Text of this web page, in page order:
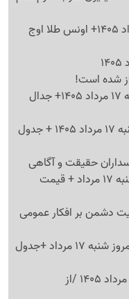
قیمت طلای جهانی امروز شنبه 17 مرداد 1405+ اونس طلا اوج
شده است!
پیش ‌بینی قیمت دلار، طلا و سکه شنبه 17 مرداد 1405+ جدال
قیمت خودرو داخلی و خارجی امروز شنبه 17 مرداد 1405 + جدول
آخرین قیمت محصولات سایپا امروز شنبه 17 مرداد + قیمت
دشمن بر افکار عمومی
آخرین قیمت محصولات ایران خودرو امروز شنبه 17 مرداد +جدول
برنامه مسابقات ورزشی امروز شنبه 17 مرداد 1405 /از